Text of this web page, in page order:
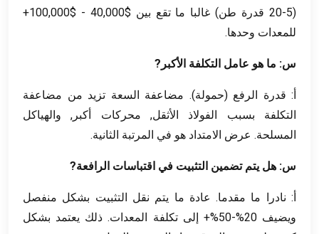
(5-20 قدرة طن) غالبا ما تقع بين $40,000 - $100,000+
للمعدات وحدها.
س: ما هو عامل التكلفة الأكبر?
أ: قدرة الرفع (حمولة). مضاعفة السعة تزيد من مضاعفة
التكلفة بسبب الفولاذ الأثقل, محركات أكبر, والهياكل
المسلحة. عرض الامتداد هو في المرتبة الثانية.
س: هل يتم تضمين التثبيت في اقتباسات الرافعة?
أ: نادرا ما مقدما. عادة ما يتم نقل التثبيت بشكل منفصل
ويضيف 20%-50%+ إلى تكلفة المعدات. ذلك يعتمد بشكل